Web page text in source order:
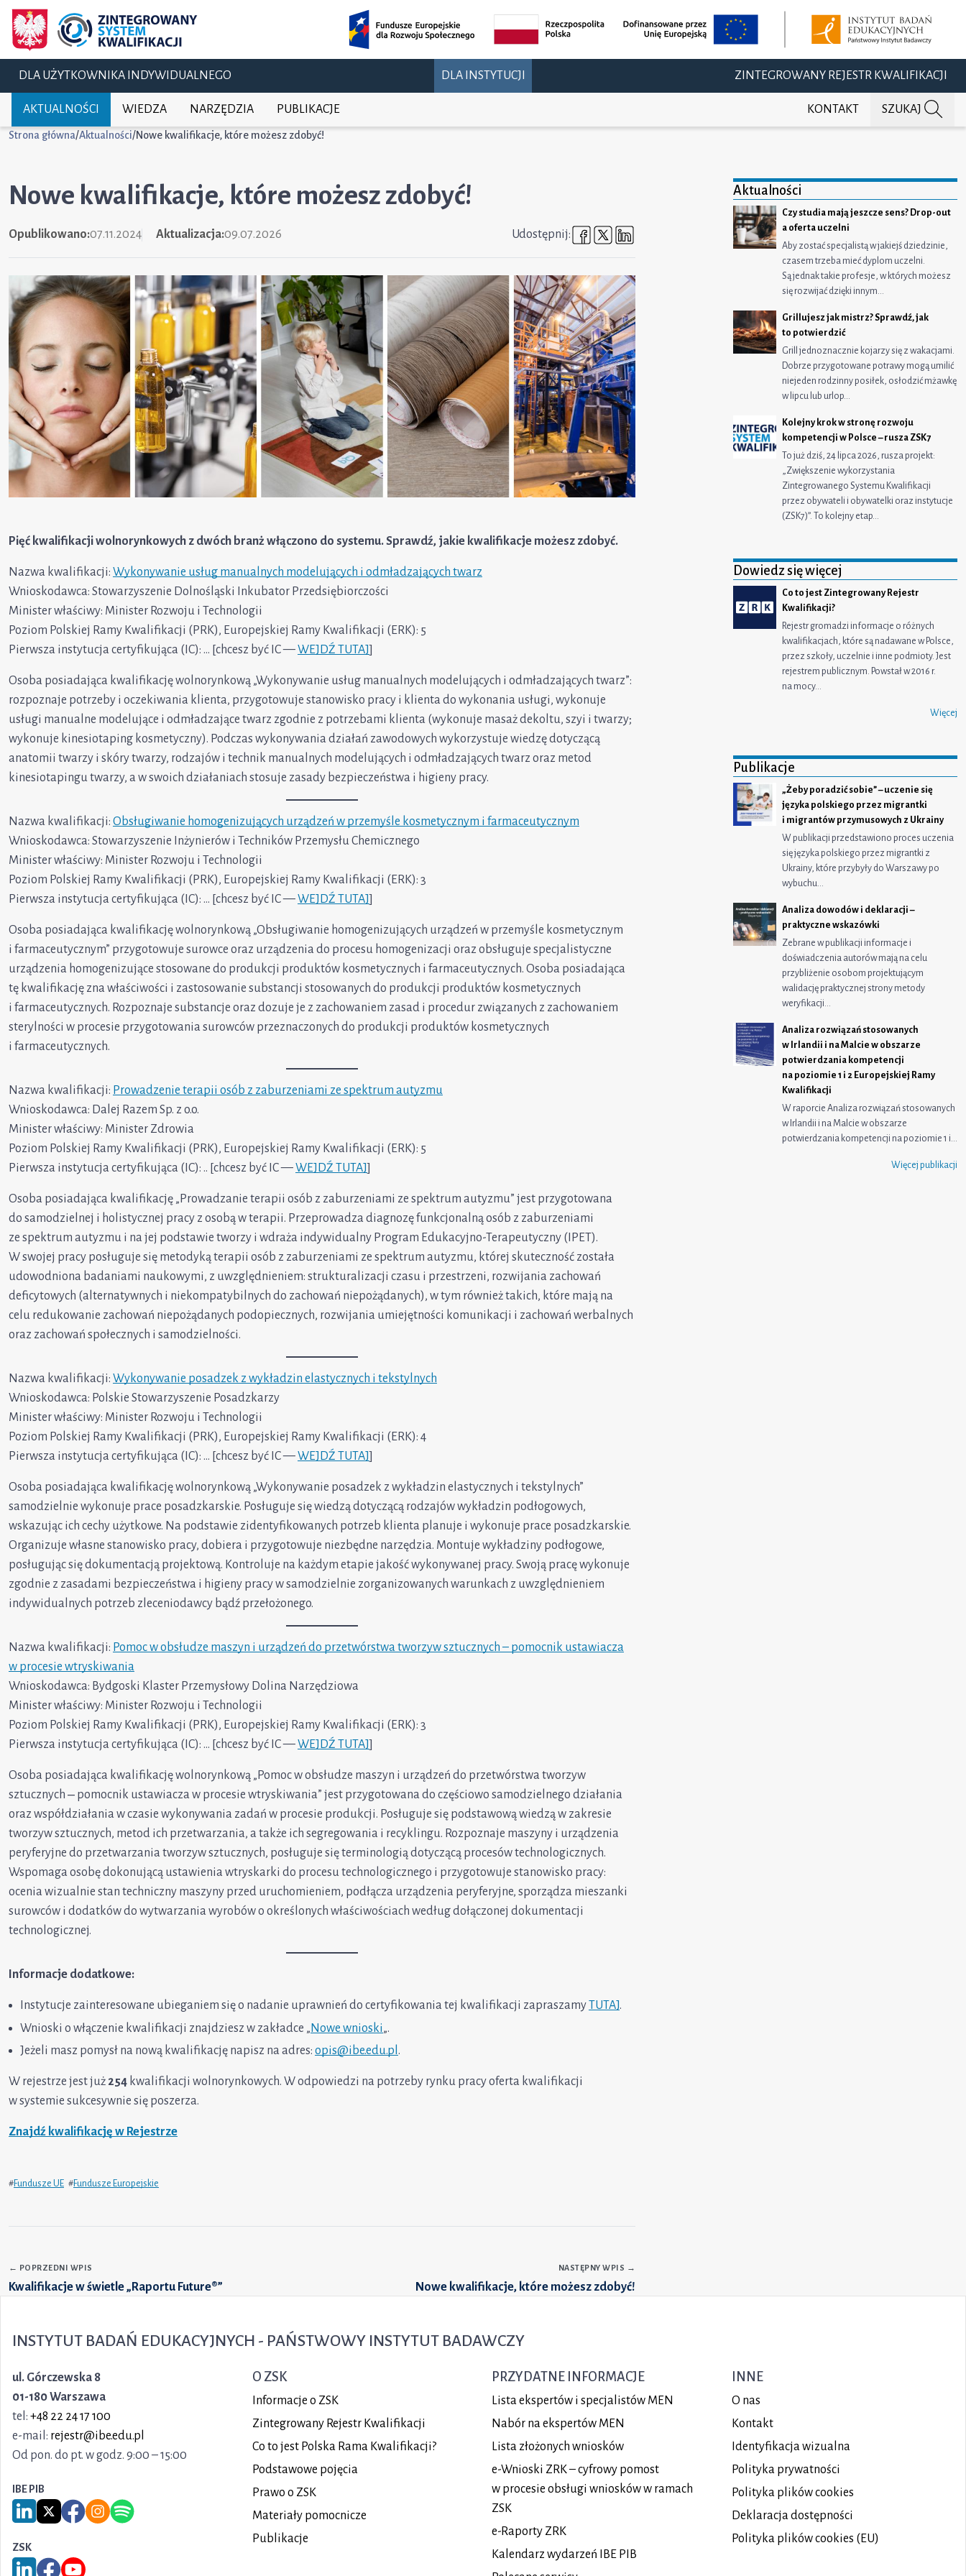
DLA UŻYTKOWNIKA INDYWIDUALNEGO DLA INSTYTUCJI ZINTEGROWANY REJESTR KWALIFIKACJI
AKTUALNOŚCI WIEDZA NARZĘDZIA PUBLIKACJE KONTAKT SZUKAJ
Strona główna/Aktualności/Nowe kwalifikacje, które możesz zdobyć!
Nowe kwalifikacje, które możesz zdobyć!
Opublikowano:07.11.2024 Aktualizacja:09.07.2026 Udostępnij: Udostępnij na Facebooku
Udostępnij na Twitterze
Udostępnij na LinkedIn
Pięć kwalifikacji wolnorynkowych z dwóch branż włączono do systemu. Sprawdź, jakie kwalifikacje możesz zdobyć.
Nazwa kwalifikacji: Wykonywanie usług manualnych modelujących i odmładzających twarz
Wnioskodawca: Stowarzyszenie Dolnośląski Inkubator Przedsiębiorczości
Minister właściwy: Minister Rozwoju i Technologii
Poziom Polskiej Ramy Kwalifikacji (PRK), Europejskiej Ramy Kwalifikacji (ERK): 5
Pierwsza instytucja certyfikująca (IC): … [chcesz być IC —WEJDŹ TUTAJ]
Osoba posiadająca kwalifikację wolnorynkową „Wykonywanie usług manualnych modelujących i odmładzających twarz”:
rozpoznaje potrzeby i oczekiwania klienta, przygotowuje stanowisko pracy i klienta do wykonania usługi, wykonuje
usługi manualne modelujące i odmładzające twarz zgodnie z potrzebami klienta (wykonuje masaż dekoltu, szyi i twarzy;
wykonuje kinesiotaping kosmetyczny). Podczas wykonywania działań zawodowych wykorzystuje wiedzę dotyczącą
anatomii twarzy i skóry twarzy, rodzajów i technik manualnych modelujących i odmładzających twarz oraz metod
kinesiotapingu twarzy, a w swoich działaniach stosuje zasady bezpieczeństwa i higieny pracy.
Nazwa kwalifikacji: Obsługiwanie homogenizujących urządzeń w przemyśle kosmetycznym i farmaceutycznym
Wnioskodawca: Stowarzyszenie Inżynierów i Techników Przemysłu Chemicznego
Minister właściwy: Minister Rozwoju i Technologii
Poziom Polskiej Ramy Kwalifikacji (PRK), Europejskiej Ramy Kwalifikacji (ERK): 3
Pierwsza instytucja certyfikująca (IC): … [chcesz być IC —WEJDŹ TUTAJ]
Osoba posiadająca kwalifikację wolnorynkową „Obsługiwanie homogenizujących urządzeń w przemyśle kosmetycznym
i farmaceutycznym” przygotowuje surowce oraz urządzenia do procesu homogenizacji oraz obsługuje specjalistyczne
urządzenia homogenizujące stosowane do produkcji produktów kosmetycznych i farmaceutycznych. Osoba posiadająca
tę kwalifikację zna właściwości i zastosowanie substancji stosowanych do produkcji produktów kosmetycznych
i farmaceutycznych. Rozpoznaje substancje oraz dozuje je z zachowaniem zasad i procedur związanych z zachowaniem
sterylności w procesie przygotowania surowców przeznaczonych do produkcji produktów kosmetycznych
i farmaceutycznych.
Nazwa kwalifikacji: Prowadzenie terapii osób z zaburzeniami ze spektrum autyzmu
Wnioskodawca: Dalej Razem Sp. z o.o.
Minister właściwy: Minister Zdrowia
Poziom Polskiej Ramy Kwalifikacji (PRK), Europejskiej Ramy Kwalifikacji (ERK): 5
Pierwsza instytucja certyfikująca (IC): .. [chcesz być IC —WEJDŹ TUTAJ]
Osoba posiadająca kwalifikację „Prowadzanie terapii osób z zaburzeniami ze spektrum autyzmu” jest przygotowana
do samodzielnej i holistycznej pracy z osobą w terapii. Przeprowadza diagnozę funkcjonalną osób z zaburzeniami
ze spektrum autyzmu i na jej podstawie tworzy i wdraża indywidualny Program Edukacyjno-Terapeutyczny (IPET).
W swojej pracy posługuje się metodyką terapii osób z zaburzeniami ze spektrum autyzmu, której skuteczność została
udowodniona badaniami naukowymi, z uwzględnieniem: strukturalizacji czasu i przestrzeni, rozwijania zachowań
deficytowych (alternatywnych i niekompatybilnych do zachowań niepożądanych), w tym również takich, które mają na
celu redukowanie zachowań niepożądanych podopiecznych, rozwijania umiejętności komunikacji i zachowań werbalnych
oraz zachowań społecznych i samodzielności.
Nazwa kwalifikacji: Wykonywanie posadzek z wykładzin elastycznych i tekstylnych
Wnioskodawca: Polskie Stowarzyszenie Posadzkarzy
Minister właściwy: Minister Rozwoju i Technologii
Poziom Polskiej Ramy Kwalifikacji (PRK), Europejskiej Ramy Kwalifikacji (ERK): 4
Pierwsza instytucja certyfikująca (IC): … [chcesz być IC —WEJDŹ TUTAJ]
Osoba posiadająca kwalifikację wolnorynkową „Wykonywanie posadzek z wykładzin elastycznych i tekstylnych”
samodzielnie wykonuje prace posadzkarskie. Posługuje się wiedzą dotyczącą rodzajów wykładzin podłogowych,
wskazując ich cechy użytkowe. Na podstawie zidentyfikowanych potrzeb klienta planuje i wykonuje prace posadzkarskie.
Organizuje własne stanowisko pracy, dobiera i przygotowuje niezbędne narzędzia. Montuje wykładziny podłogowe,
posługując się dokumentacją projektową. Kontroluje na każdym etapie jakość wykonywanej pracy. Swoją pracę wykonuje
zgodnie z zasadami bezpieczeństwa i higieny pracy w samodzielnie zorganizowanych warunkach z uwzględnieniem
indywidualnych potrzeb zleceniodawcy bądź przełożonego.
Nazwa kwalifikacji: Pomoc w obsłudze maszyn i urządzeń do przetwórstwa tworzyw sztucznych – pomocnik ustawiacza
w procesie wtryskiwania
Wnioskodawca: Bydgoski Klaster Przemysłowy Dolina Narzędziowa
Minister właściwy: Minister Rozwoju i Technologii
Poziom Polskiej Ramy Kwalifikacji (PRK), Europejskiej Ramy Kwalifikacji (ERK): 3
Pierwsza instytucja certyfikująca (IC): … [chcesz być IC —WEJDŹ TUTAJ]
Osoba posiadająca kwalifikację wolnorynkową „Pomoc w obsłudze maszyn i urządzeń do przetwórstwa tworzyw
sztucznych ‒ pomocnik ustawiacza w procesie wtryskiwania” jest przygotowana do częściowo samodzielnego działania
oraz współdziałania w czasie wykonywania zadań w procesie produkcji. Posługuje się podstawową wiedzą w zakresie
tworzyw sztucznych, metod ich przetwarzania, a także ich segregowania i recyklingu. Rozpoznaje maszyny i urządzenia
peryferyjne do przetwarzania tworzyw sztucznych, posługuje się terminologią dotyczącą procesów technologicznych.
Wspomaga osobę dokonującą ustawienia wtryskarki do procesu technologicznego i przygotowuje stanowisko pracy:
ocenia wizualnie stan techniczny maszyny przed uruchomieniem, podłącza urządzenia peryferyjne, sporządza mieszanki
surowców i dodatków do wytwarzania wyrobów o określonych właściwościach według dołączonej dokumentacji
technologicznej.
Informacje dodatkowe:
Instytucje zainteresowane ubieganiem się o nadanie uprawnień do certyfikowania tej kwalifikacji zapraszamyTUTAJ.
Wnioski o włączenie kwalifikacji znajdziesz w zakładce „ Nowe wnioski„.
Jeżeli masz pomysł na nową kwalifikację napisz na adres: opis@ibe.edu.pl .
W rejestrze jest już 254 kwalifikacji wolnorynkowych. W odpowiedzi na potrzeby rynku pracy oferta kwalifikacji
w systemie sukcesywnie się poszerza.
Znajdź kwalifikację w Rejestrze
#Fundusze UE #Fundusze Europejskie
← POPRZEDNI WPIS
Kwalifikacje w świetle „Raportu Future®”
NASTĘPNY WPIS →
Nowe kwalifikacje, które możesz zdobyć!
Aktualności
Czy studia mają jeszcze sens? Drop-out
a oferta uczelni
Aby zostać specjalistą w jakiejś dziedzinie,
czasem trzeba mieć dyplom uczelni.
Są jednak takie profesje, w których możesz
się rozwijać dzięki innym…
Grillujesz jak mistrz? Sprawdź, jak
to potwierdzić
Grill jednoznacznie kojarzy się z wakacjami.
Dobrze przygotowane potrawy mogą umilić
niejeden rodzinny posiłek, osłodzić mżawkę
w lipcu lub urlop…
Kolejny krok w stronę rozwoju
kompetencji w Polsce – rusza ZSK7
To już dziś, 24 lipca 2026, rusza projekt:
„Zwiększenie wykorzystania
Zintegrowanego Systemu Kwalifikacji
przez obywateli i obywatelki oraz instytucje
(ZSK7)”. To kolejny etap…
Dowiedz się więcej
Co to jest Zintegrowany Rejestr
Kwalifikacji?
Rejestr gromadzi informacje o różnych
kwalifikacjach, które są nadawane w Polsce,
przez szkoły, uczelnie i inne podmioty. Jest
rejestrem publicznym. Powstał w 2016 r.
na mocy…
Więcej
Publikacje
„Żeby poradzić sobie” – uczenie się
języka polskiego przez migrantki
i migrantów przymusowych z Ukrainy
W publikacji przedstawiono proces uczenia
się języka polskiego przez migrantki z
Ukrainy, które przybyły do Warszawy po
wybuchu…
Analiza dowodów i deklaracji –
praktyczne wskazówki
Zebrane w publikacji informacje i
doświadczenia autorów mają na celu
przybliżenie osobom projektującym
walidację praktycznej strony metody
weryfikacji…
Analiza rozwiązań stosowanych
w Irlandii i na Malcie w obszarze
potwierdzania kompetencji
na poziomie 1 i 2 Europejskiej Ramy
Kwalifikacji
W raporcie Analiza rozwiązań stosowanych
w Irlandii i na Malcie w obszarze
potwierdzania kompetencji na poziomie 1 i…
Więcej publikacji
INSTYTUT BADAŃ EDUKACYJNYCH - PAŃSTWOWY INSTYTUT BADAWCZY
ul. Górczewska 8
01-180 Warszawa
tel: +48 22 24 17 100
e-mail: rejestr@ibe.edu.pl
Od pon. do pt. w godz. 9:00 – 15:00
IBE PIB
Link do serwisu LinkedIn IBE PIB
Link do serwisu X IBE PIB
Link do Facebook IBE PIB
Link do Instagram IBE PIB
Link do Spotify IBE PIB
ZSK
Link do serwisu LinkedIn ZSK
Link do Facebook ZSK
Link do YouTube ZSK
O ZSK
Informacje o ZSK
Zintegrowany Rejestr Kwalifikacji
Co to jest Polska Rama Kwalifikacji?
Podstawowe pojęcia
Prawo o ZSK
Materiały pomocnicze
Publikacje
PRZYDATNE INFORMACJE
Lista ekspertów i specjalistów MEN
Nabór na ekspertów MEN
Lista złożonych wniosków
e-Wnioski ZRK – cyfrowy pomost
w procesie obsługi wniosków w ramach
ZSK
e-Raporty ZRK
Kalendarz wydarzeń IBE PIB
INNE
O nas
Kontakt
Identyfikacja wizualna
Polityka prywatności
Polityka plikówcookies
Deklaracja dostępności
Polityka plików cookies (EU)